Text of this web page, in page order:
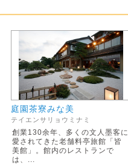
庭園茶寮みな美
テイエンサリョウミナミ
創業130余年、多くの文人墨客に
愛されてきた老舗料亭旅館「皆
美館」。館内のレストランで
は、...